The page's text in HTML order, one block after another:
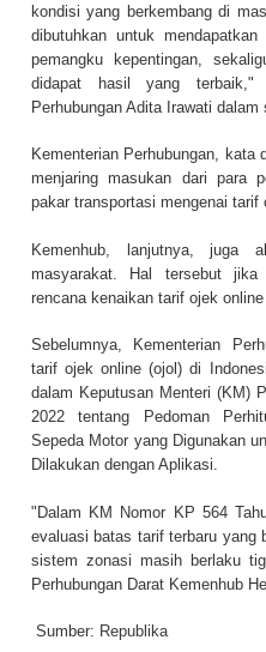
kondisi yang berkembang di
dibutuhkan untuk
pemangku kepentingan,
didapat hasil yang terbaik,"
Perhubungan Adita Irawati dalam
Kementerian Perhubungan,
menjaring masukan dari para
pakar transportasi mengenai tarif
Kemenhub, lanjutnya, juga
masyarakat. Hal tersebut
rencana kenaikan tarif ojek online
Sebelumnya, Kementerian
tarif ojek online (ojol) di
dalam Keputusan Menteri (KM)
2022 tentang Pedoman
Sepeda Motor yang Digunakan
Dilakukan dengan Aplikasi.
"Dalam KM Nomor KP 564
evaluasi batas tarif terbaru yang
sistem zonasi masih berlaku
Perhubungan Darat Kemenhub
Sumber: Republika